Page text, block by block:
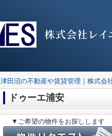
株式会社レイ
津田沼の不動産や賃貸管理｜株式会
ドゥーエ浦安
▼ご希望の物件をお探しします